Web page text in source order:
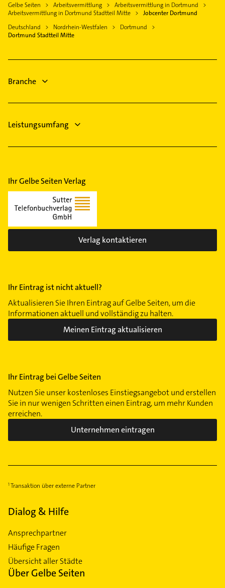
Logopädie
Physikalische Therapie
Physiotherapie
Fensterbauer
Rohrreinigung
Dachdecker
Gelbe Seiten Arbeitsvermittlung
Arbeitsvermittlung in Dortmund
Arbeitsvermittlung in Dortmund Stadtteil Mitte
Jobcenter Dortmund
Deutschland
Nordrhein-Westfalen
Dortmund
Dortmund Stadtteil Mitte
Branche
Leistungsumfang
Ihr Gelbe Seiten Verlag
Verlag kontaktieren
Ihr Eintrag ist nicht aktuell?
Aktualisieren Sie Ihren Eintrag auf Gelbe Seiten, um die
Informationen aktuell und vollständig zu halten.
Meinen Eintrag aktualisieren
Ihr Eintrag bei Gelbe Seiten
Nutzen Sie unser kostenloses Einstiegsangebot und erstellen
Sie in nur wenigen Schritten einen Eintrag, um mehr Kunden
erreichen.
Unternehmen eintragen
Transaktion über externe Partner
Dialog & Hilfe
Ansprechpartner
Häufige Fragen
Übersicht aller Städte
Über Gelbe Seiten